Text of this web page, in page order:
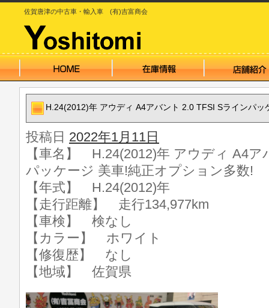
佐賀唐津の中古車・輸入車 (有)吉富商会
H.24(2012)年 アウディ A4アバント 2.0 TFSI Sラインパッ
投稿日 2022年1月11日
【車名】 H.24(2012)年 アウディ A4ア
パッケージ 美車!純正オプション多数!
【年式】 H.24(2012)年
【走行距離】 走行134,977km
【車検】 検なし
【カラー】 ホワイト
【修復歴】 なし
【地域】 佐賀県